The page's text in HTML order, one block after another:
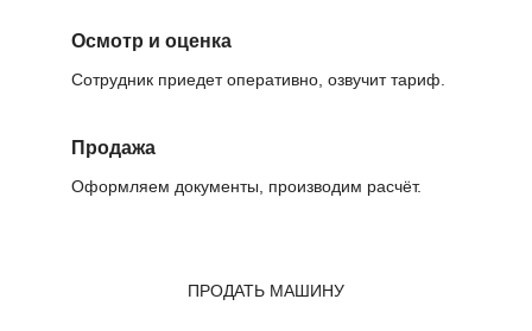
Осмотр и оценка
Сотрудник приедет оперативно, озвучит тариф.
Продажа
Оформляем документы, производим расчёт.
ПРОДАТЬ МАШИНУ